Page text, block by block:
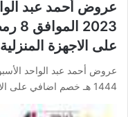
على الاجهزة المنزلية
1444 هـ خصم اضافي على الاجهزة المنزلية عروض أحمد…